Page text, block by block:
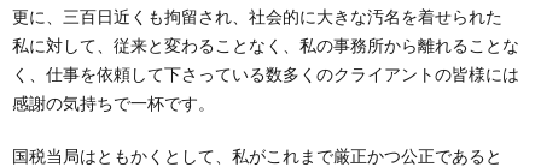
更に、三百日近くも拘留され、社会的に大きな汚名を着せられた
私に対して、従来と変わることなく、私の事務所から離れることな
く、仕事を依頼して下さっている数多くのクライアントの皆様には
感謝の気持ちで一杯です。
国税当局はともかくとして、私がこれまで厳正かつ公正であると